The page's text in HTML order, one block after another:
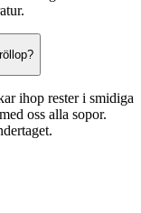
ihop rester i smidiga
oss alla sopor.